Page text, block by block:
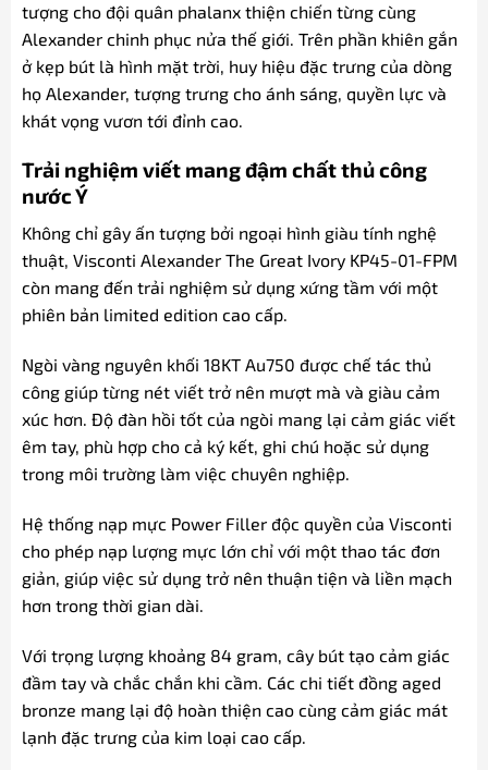
tượng cho đội quân phalanx thiện chiến từng cùng
Alexander chinh phục nửa thế giới. Trên phần khiên gắn
ở kẹp bút là hình mặt trời, huy hiệu đặc trưng của dòng
họ Alexander, tượng trưng cho ánh sáng, quyền lực và
khát vọng vươn tới đỉnh cao.
Trải nghiệm viết mang đậm chất thủ công
nước Ý
Không chỉ gây ấn tượng bởi ngoại hình giàu tính nghệ
thuật, Visconti Alexander The Great Ivory KP45-01-FPM
còn mang đến trải nghiệm sử dụng xứng tầm với một
phiên bản limited edition cao cấp.
Ngòi vàng nguyên khối 18KT Au750 được chế tác thủ
công giúp từng nét viết trở nên mượt mà và giàu cảm
xúc hơn. Độ đàn hồi tốt của ngòi mang lại cảm giác viết
êm tay, phù hợp cho cả ký kết, ghi chú hoặc sử dụng
trong môi trường làm việc chuyên nghiệp.
Hệ thống nạp mực Power Filler độc quyền của Visconti
cho phép nạp lượng mực lớn chỉ với một thao tác đơn
giản, giúp việc sử dụng trở nên thuận tiện và liền mạch
hơn trong thời gian dài.
Với trọng lượng khoảng 84 gram, cây bút tạo cảm giác
đầm tay và chắc chắn khi cầm. Các chi tiết đồng aged
bronze mang lại độ hoàn thiện cao cùng cảm giác mát
lạnh đặc trưng của kim loại cao cấp.